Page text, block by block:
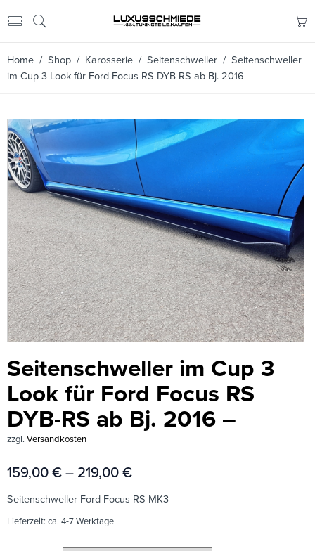
Home / Shop / Karosserie / Seitenschweller / Seitenschweller
im Cup 3 Look für Ford Focus RS DYB-RS ab Bj. 2016 –
Seitenschweller im Cup 3
Look für Ford Focus RS
DYB-RS ab Bj. 2016 –
zzgl. Versandkosten
159,00 € – 219,00 €
Seitenschweller Ford Focus RS MK3
Lieferzeit: ca. 4-7 Werktage